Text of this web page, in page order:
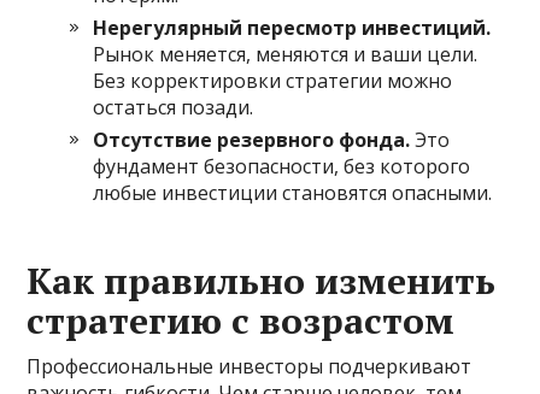
Нерегулярный пересмотр инвестиций.
Рынок меняется, меняются и ваши цели.
Без корректировки стратегии можно
остаться позади.
Отсутствие резервного фонда.Это
фундамент безопасности, без которого
любые инвестиции становятся опасными.
Как правильно изменить
стратегию с возрастом
Профессиональные инвесторы подчеркивают